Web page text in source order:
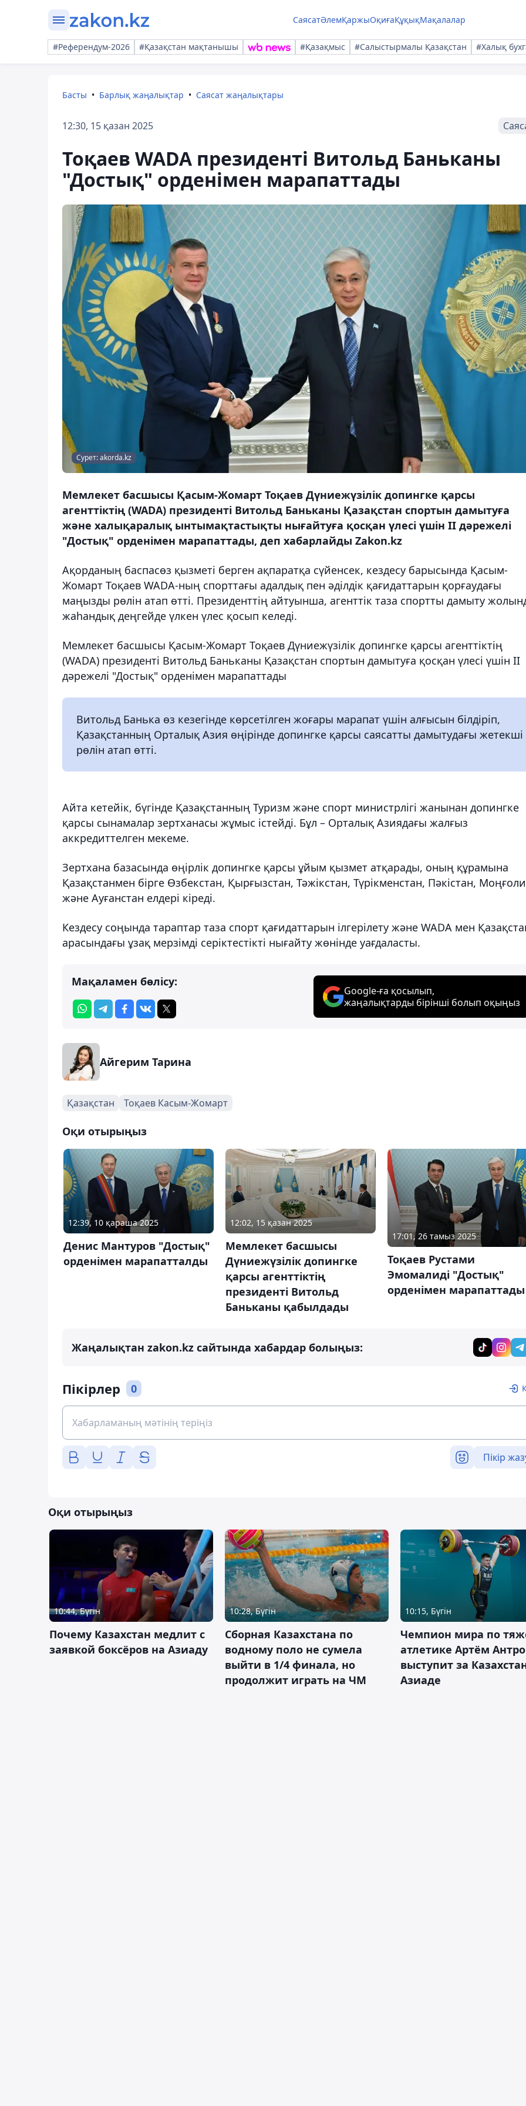
СаясатӘлемҚаржыОқиғаҚұқықМақалалар
#Референдум-2026 #Қазақстан мақтанышы #Қазақмыс #Салыстырмалы Қазақстан #Халық
Басты Барлық жаңалықтар Саясат жаңалықтары
12:30, 15 қазан 2025
Тоқаев WADA президенті Витольд Баньканы
"Достық" орденімен марапаттады
Сурет: akorda.kz
Мемлекет басшысы Қасым-Жомарт Тоқаев Дүниежүзілік допингке қарсы
агенттіктің (WADA) президенті Витольд Баньканы Қазақстан спортын дамытуға
және халықаралық ынтымақтастықты нығайтуға қосқан үлесі үшін ІІ дәрежелі
"Достық" орденімен марапаттады, деп хабарлайды Zakon.kz
Ақорданың баспасөз қызметі берген ақпаратқа сүйенсек, кездесу барысында Қасым-
Жомарт Тоқаев WADA-ның спорттағы адалдық пен әділдік қағидаттарын қорғаудағы
маңызды рөлін атап өтті. Президенттің айтуынша, агенттік таза спортты дамыту
жаһандық деңгейде үлкен үлес қосып келеді.
Мемлекет басшысы Қасым-Жомарт Тоқаев Дүниежүзілік допингке қарсы агенттіктің
(WADA) президенті Витольд Баньканы Қазақстан спортын дамытуға қосқан үлесі үшін ІІ
дәрежелі "Достық" орденімен марапаттады
Витольд Банька өз кезегінде көрсетілген жоғары марапат үшін алғысын білдіріп,
Қазақстанның Орталық Азия өңірінде допингке қарсы саясатты дамытудағы жетекші
рөлін атап өтті.
Айта кетейік, бүгінде Қазақстанның Туризм және спорт министрлігі жанынан допингке
қарсы сынамалар зертханасы жұмыс істейді. Бұл – Орталық Азиядағы жалғыз
аккредиттелген мекеме.
Зертхана базасында өңірлік допингке қарсы ұйым қызмет атқарады, оның құрамына
Қазақстанмен бірге Өзбекстан, Қырғызстан, Тәжікстан, Түрікменстан, Пәкістан,
және Ауғанстан елдері кіреді.
Кездесу соңында тараптар таза спорт қағидаттарын ілгерілету және WADA мен
арасындағы ұзақ мерзімді серіктестікті нығайту жөнінде уағдаласты.
Мақаламен бөлісу:
Google-ға қосылып,
жаңалықтарды бірінші болып оқыңыз
Айгерим Тарина
Қазақстан Тоқаев Касым-Жомарт
Оқи отырыңыз
12:39, 10 қараша 2025
Денис Мантуров "Достық"
орденімен марапатталды
12:02, 15 қазан 2025
Мемлекет басшысы
Дүниежүзілік допингке
қарсы агенттіктің
президенті Витольд
Баньканы қабылдады
17:01, 26 тамыз 2025
Тоқаев Рустами
Эмомалиді "Достық"
орденімен марапаттады
Жаңалықтан zakon.kz сайтында хабардар болыңыз:
Пікірлер 0
Пікір
Оқи отырыңыз
10:44, Бүгін
Почему Казахстан медлит с
заявкой боксёров на Азиаду
10:28, Бүгін
Сборная Казахстана по
водному поло не сумела
выйти в 1/4 финала, но
продолжит играть на ЧМ
10:15, Бүгін
Чемпион мира по
атлетике Артём
выступит за
Азиаде